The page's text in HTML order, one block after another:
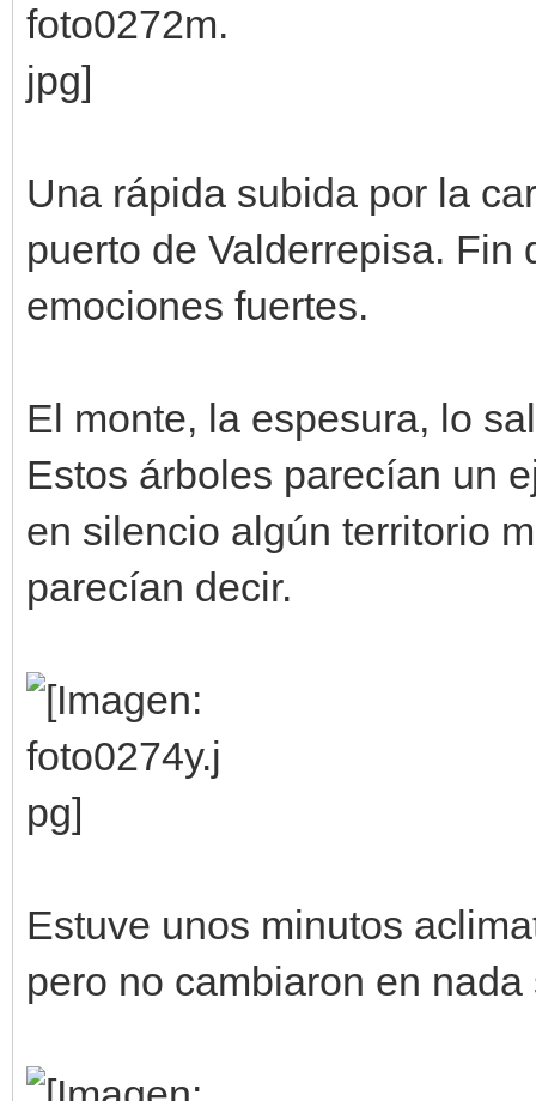
Una rápida subida por la
puerto de Valderrepisa. Fin
emociones fuertes.
El monte, la espesura, lo
Estos árboles parecían un
en silencio algún territorio
parecían decir.
Estuve unos minutos
pero no cambiaron en